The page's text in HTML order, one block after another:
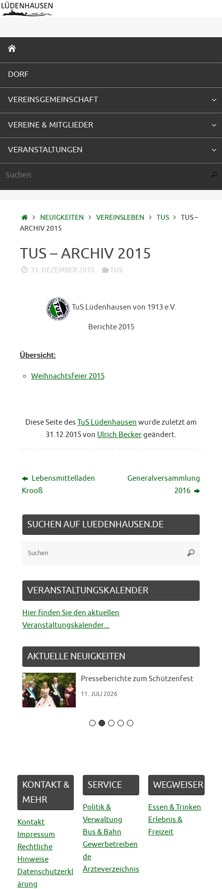
Zum
Inhalt
INHALT
SPRINGEN
DORF
VEREINSGEMEINSCHAFT
VEREINE & MITGLIEDER
VERANSTALTUNGEN
STARTSEITE
NEUIGKEITEN VEREINSLEBEN TUS
TUS –
ARCHIV 2015
TUS – ARCHIV 2015
31. DEZEMBER 2015 TUS
TuS Lüdenhausen von 1913 e.V.
Berichte 2015
Übersicht:
Weihnachtsfeier 2015
Diese Seite des TuS Lüdenhausen wurde zuletzt am
31.12.2015 von Ulrich Beckergeändert.
Lebensmittelladen
Krooß
Generalversammlung
2016
SUCHEN AUF LUEDENHAUSEN.DE
Suchen
VERANSTALTUNGSKALENDER
Hier finden Sie den aktuellen
Veranstaltungskalender...
AKTUELLE NEUIGKEITEN
Presseberichte zum Schützenfest
11. JULI 2026
KONTAKT &
MEHR
Kontakt
Impressum
Rechtliche
Hinweise
Datenschutzerkl
ärung
SERVICE
Politik &
Verwaltung
Bus & Bahn
Gewerbetreiben
de
Ärzteverzeichnis
WEGWEISER
Essen & Trinken
Erlebnis &
Freizeit